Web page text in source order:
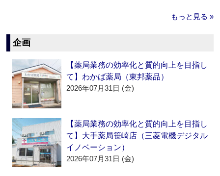
もっと見る »
企画
【薬局業務の効率化と質的向上を目指し
て】わかば薬局（東邦薬品）
2026年07月31日 (金)
【薬局業務の効率化と質的向上を目指し
て】大手薬局笹崎店（三菱電機デジタル
イノベーション）
2026年07月31日 (金)